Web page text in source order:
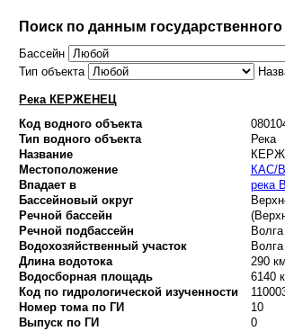
Поиск по данным
Бассейн
Тип объекта
Река КЕРЖЕНЕЦ
Код водного объекта
Тип водного объекта
Река
Название
Местоположение
КАС/
Впадает в
река
Бассейновый округ
Речной бассейн
Речной подбассейн
Водохозяйственный участок
Длина водотока
290 км
Водосборная площадь
6140
Код по гидрологической изученности
Номер тома по ГИ
10
Выпуск по ГИ
0